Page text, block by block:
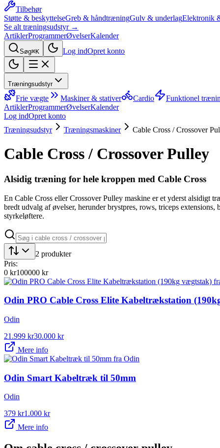
Tilbehør
Støtte & beskyttelseGreb & håndtræningGulv & underlagElektronik
Se alt træningsudstyr →
ArtiklerProgrammerØvelserKalender
Søg⌘K Log indOpret konto
Træningsudstyr
Frie vægte Maskiner & stativer Cardio Funktionel
ArtiklerProgrammerØvelserKalender
Log indOpret konto
Træningsudstyr
Træningsmaskiner Cable Cross / Crossover
Cable Cross / Crossover Pulley
Alsidig træning for hele kroppen med Cable Cross
En Cable Cross eller Crossover Pulley maskine er et yderst alsidigt
bredt udvalg af øvelser, herunder brystpres, rows, triceps
styrkeløftere.
2 produkter
Pris:
0 kr100000 kr
Odin PRO Cable Cross Elite Kabeltrækstation
Odin
21.999 kr30.000 kr
Mere info
Odin Smart Kabeltræk til 50mm
Odin
379 kr1.000 kr
Mere info